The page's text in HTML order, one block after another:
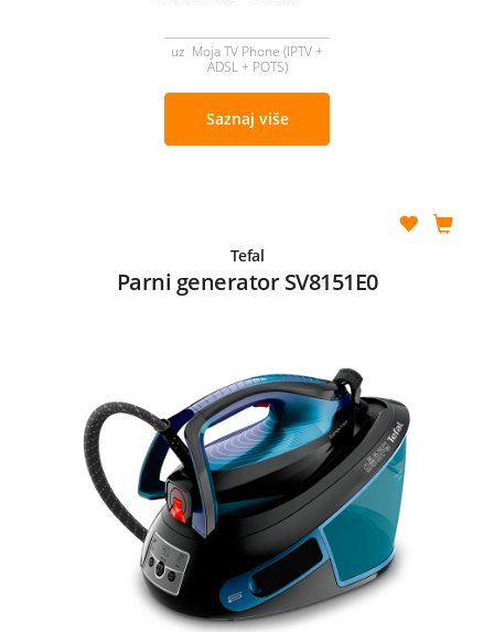
uz Moja TV Phone (IPTV +
ADSL + POTS)
Saznaj više
Tefal
Parni generator SV8151E0